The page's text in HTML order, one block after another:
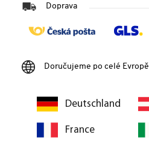
Doprava
Doručujeme po celé Evropě
Deutschland
France